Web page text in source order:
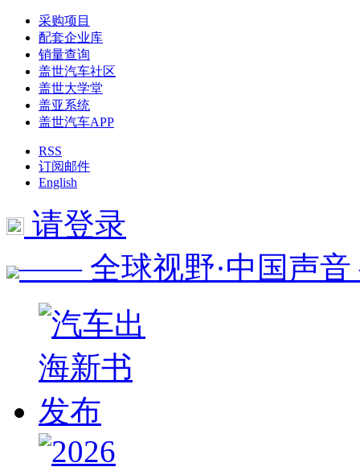
采购项目
配套企业库
销量查询
盖世汽车社区
盖世大学堂
盖亚系统
盖世汽车APP
RSS
订阅邮件
English
请登录
—— 全球视野·中国声